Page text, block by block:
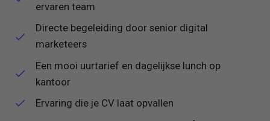
ervaren team
Directe begeleiding door senior digital
marketeers
Een mooi uurtarief en dagelijkse lunch op
kantoor
Ervaring die je CV laat opvallen